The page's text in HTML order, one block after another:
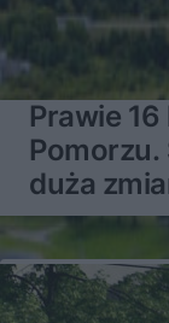
Prawie
Pomorzu.
duża